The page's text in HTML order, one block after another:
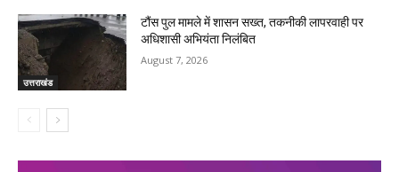
उत्तराखंड
टौंस पुल मामले में शासन सख्त, तकनीकी लापरवाही पर
अधिशासी अभियंता निलंबित
August 7, 2026